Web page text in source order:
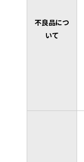
不良品につ
いて